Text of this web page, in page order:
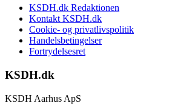
KSDH.dk Redaktionen
Kontakt KSDH.dk
Cookie- og privatlivspolitik
Handelsbetingelser
Fortrydelsesret
KSDH.dk
KSDH Aarhus ApS